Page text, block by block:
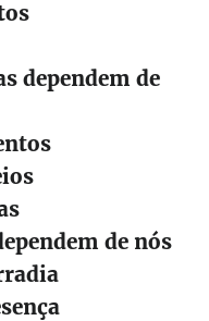
dependem de
de nós